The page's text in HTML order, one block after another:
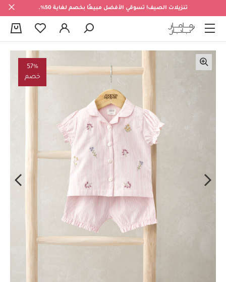
تنزيلات الصيف! تسوقي الأفضل مبيعًا بخصم لغاية 50%.
57%
خصم